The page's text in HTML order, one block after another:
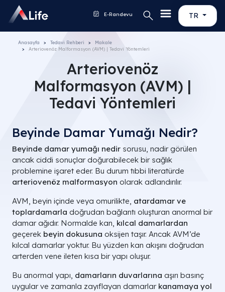
TR
E-Randevu
Anasayfa Tedavi Rehberi
Makale
Arteriovenöz Malformasyon (AVM) | Tedavi Yöntemleri
Arteriovenöz
Malformasyon (AVM) |
Tedavi Yöntemleri
Beyinde Damar Yumağı Nedir?
Beyinde damar yumağı nedir sorusu, nadir görülen
ancak ciddi sonuçlar doğurabilecek bir sağlık
problemine işaret eder. Bu durum tıbbi literatürde
arteriovenöz malformasyon olarak adlandırılır.
AVM, beyin içinde veya omurilikte, atardamar ve
toplardamarla doğrudan bağlantı oluşturan anormal bir
damar ağıdır. Normalde kan, kılcal damarlardan
geçerek beyin dokusuna oksijen taşır. Ancak AVM’de
kılcal damarlar yoktur. Bu yüzden kan akışını doğrudan
arterden vene ileten kısa bir yapı oluşur.
Bu anormal yapı, damarların duvarlarına aşırı basınç
uygular ve zamanla zayıflayan damarlar kanamaya yol